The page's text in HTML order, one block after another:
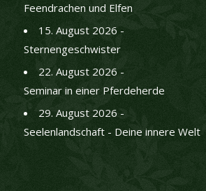
Feendrachen und Elfen
15. August 2026 -
Sternengeschwister
22. August 2026 -
Seminar in einer Pferdeherde
29. August 2026 -
Seelenlandschaft - Deine innere Welt